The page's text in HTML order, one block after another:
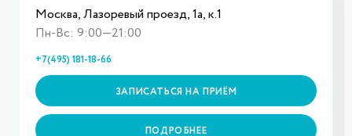
Москва, Лазоревый проезд, 1а, к.1
Пн-Вс: 9:00—21:00
+7(495) 181-18-66
ЗАПИСАТЬСЯ НА ПРИЁМ
ПОДРОБНЕЕ